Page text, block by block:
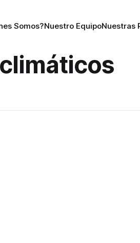
Somos?Nuestro EquipoNuestras